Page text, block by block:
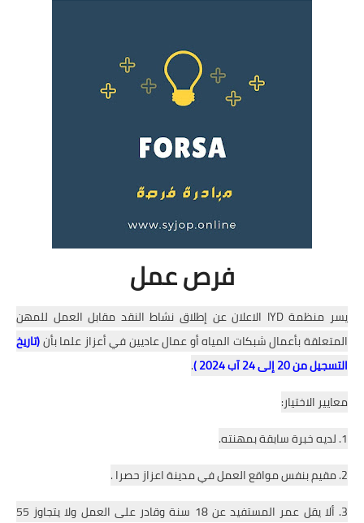
دورات تدريبية
فرص عمل
يسر منظمة IYD الاعلان عن إطلاق نشاط النقد مقابل العمل للمهن
المتعلقة بأعمال شبكات المياه أو عمال عاديين في أعزاز علما بأن(تاريخ
التسجيل من 20 إلى 24 آب 2024 )
.
معايير الاختيار:
1. لديه خبرة سابقة بمهنته.
2. مقيم بنفس مواقع العمل في مدينة اعزاز حصرا .
3. ألا يقل عمر المستفيد عن 18 سنة وقادر على العمل ولا يتجاوز 55